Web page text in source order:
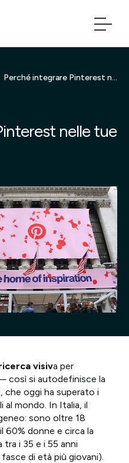
Perché integrare Pinterest nelle tue strategie SEO
nelle tue
visiva per
così si autodefinisce la
che oggi ha superato i
al mondo. In Italia, il
sono oltre 18
60% donne e circa la
i 35 e i 55 anni
di età più giovani).